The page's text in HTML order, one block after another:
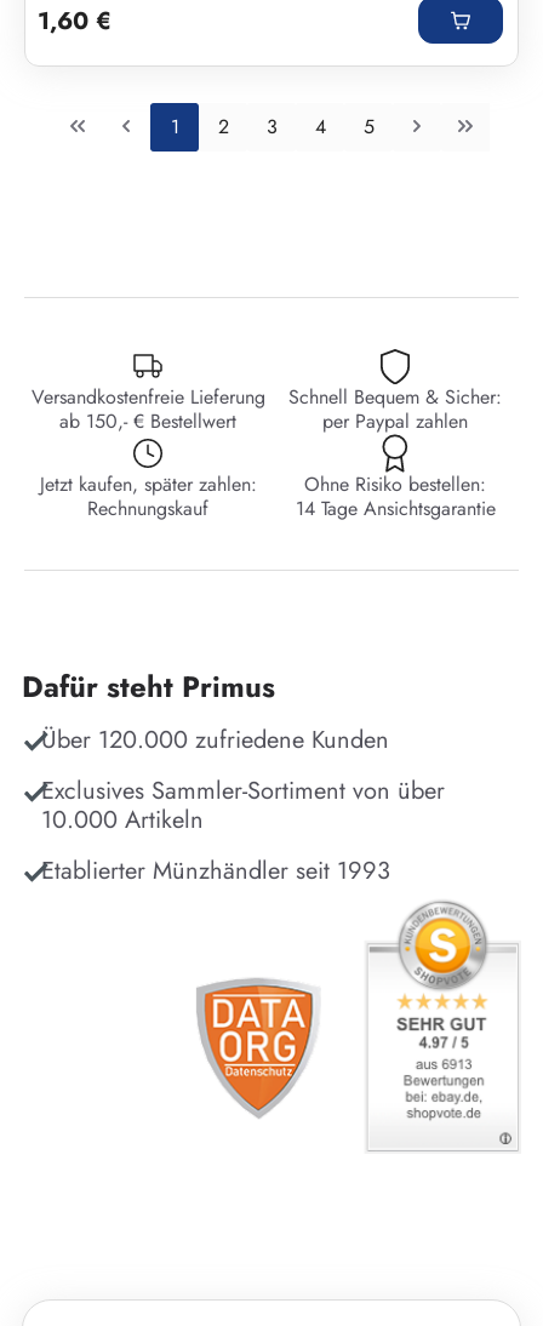
1,60 €
Seite
1 Seite
2 Seite
3 Seite
4 Seite
5
Versandkostenfreie Lieferung
ab 150,- € Bestellwert
Schnell Bequem & Sicher:
per Paypal zahlen
Jetzt kaufen, später zahlen:
Rechnungskauf
Ohne Risiko bestellen:
14 Tage Ansichtsgarantie
Dafür steht Primus
Über 120.000 zufriedene Kunden
Exclusives Sammler-Sortiment von über
10.000 Artikeln
Etablierter Münzhändler seit 1993